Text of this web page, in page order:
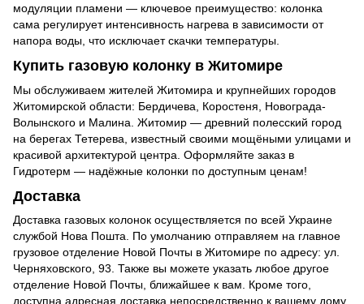
модуляции пламени — ключевое преимущество: колонка
сама регулирует интенсивность нагрева в зависимости от
напора воды, что исключает скачки температуры.
Купить газовую колонку в Житомире
Мы обслуживаем жителей Житомира и крупнейших городов
Житомирской области: Бердичева, Коростеня, Новограда-
Волынского и Малина. Житомир — древний полесский город
на берегах Тетерева, известный своими мощёными улицами и
красивой архитектурой центра. Оформляйте заказ в
Гидротерм — надёжные колонки по доступным ценам!
Доставка
Доставка газовых колонок осуществляется по всей Украине
службой Нова Пошта. По умолчанию отправляем на главное
грузовое отделение Новой Почты в Житомире по адресу: ул.
Черняховского, 93. Также вы можете указать любое другое
отделение Новой Почты, ближайшее к вам. Кроме того,
доступна адресная доставка непосредственно к вашему дому